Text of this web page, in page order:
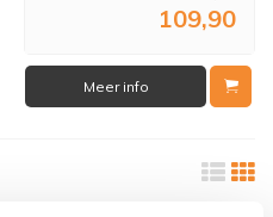
109,90
Meer info